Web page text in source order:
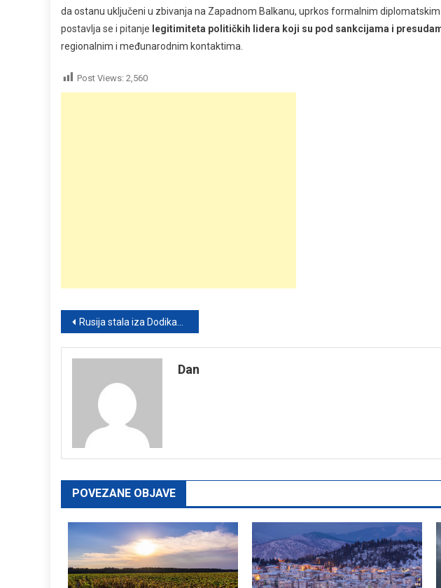
da ostanu uključeni u zbivanja na Zapadnom Balkanu, uprkos formalnim
postavlja se i pitanje legitimiteta političkih lidera koji su pod sankcijama i
regionalnim i međunarodnim kontaktima.
Post Views: 2,560
Post
navigation
Rusija stala iza Dodika… Ali UN ih ignoriše – podršku mu pruža samo Kina!
Dan
POVEZANE OBJAVE